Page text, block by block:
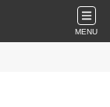
MENU